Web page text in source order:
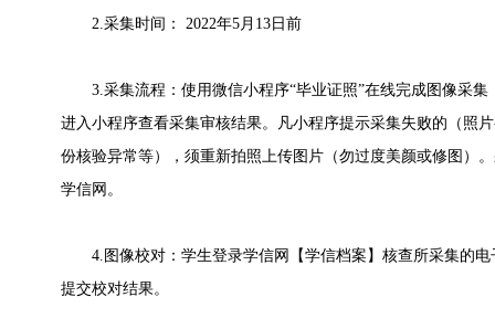
2.采集时间： 2022年5月13日前
3.采集流程：使用微信小程序“毕业证照”在线完成图像采集
进入小程序查看采集审核结果。凡小程序提示采集失败的（照
份核验异常等），须重新拍照上传图片（勿过度美颜或修图）
学信网。
4.图像校对：学生登录学信网【学信档案】核查所采集的电
提交校对结果。